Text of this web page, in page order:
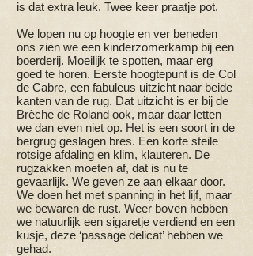
is dat extra leuk. Twee keer praatje pot.
We lopen nu op hoogte en ver beneden
ons zien we een kinderzomerkamp bij een
boerderij. Moeilijk te spotten, maar erg
goed te horen. Eerste hoogtepunt is de Col
de Cabre, een fabuleus uitzicht naar beide
kanten van de rug. Dat uitzicht is er bij de
Brèche de Roland ook, maar daar letten
we dan even niet op. Het is een soort in de
bergrug geslagen bres. Een korte steile
rotsige afdaling en klim, klauteren. De
rugzakken moeten af, dat is nu te
gevaarlijk. We geven ze aan elkaar door.
We doen het met spanning in het lijf, maar
we bewaren de rust. Weer boven hebben
we natuurlijk een sigaretje verdiend en een
kusje, deze ‘passage delicat’ hebben we
gehad.